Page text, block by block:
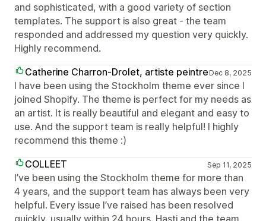
and sophisticated, with a good variety of section
templates. The support is also great - the team
responded and addressed my question very quickly.
Highly recommend.
Catherine Charron-Drolet, artiste peintreDec 8, 2025
I have been using the Stockholm theme ever since I
joined Shopify. The theme is perfect for my needs as
an artist. It is really beautiful and elegant and easy to
use. And the support team is really helpful! I highly
recommend this theme :)
COLLEET
Sep 11, 2025
I’ve been using the Stockholm theme for more than
4 years, and the support team has always been very
helpful. Every issue I’ve raised has been resolved
quickly, usually within 24 hours. Hasti and the team